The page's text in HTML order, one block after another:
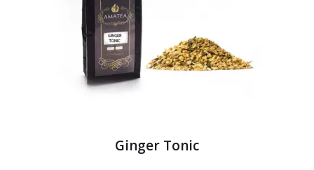
Ginger Tonic